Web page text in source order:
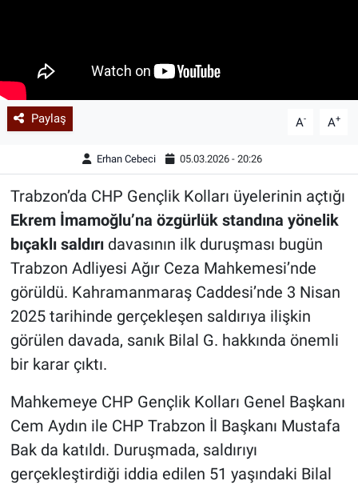
Paylaş A- A+
Erhan Cebeci 05.03.2026 - 20:26
Trabzon’da CHP Gençlik Kolları üyelerinin açtığı
Ekrem İmamoğlu’na özgürlük standına yönelik
bıçaklı saldırıdavasının ilk duruşması bugün
Trabzon Adliyesi Ağır Ceza Mahkemesi’nde
görüldü. Kahramanmaraş Caddesi’nde 3 Nisan
2025 tarihinde gerçekleşen saldırıya ilişkin
görülen davada, sanık Bilal G. hakkında önemli
bir karar çıktı.
Mahkemeye CHP Gençlik Kolları Genel Başkanı
Cem Aydın ile CHP Trabzon İl Başkanı Mustafa
Bak da katıldı. Duruşmada, saldırıyı
gerçekleştirdiği iddia edilen 51 yaşındaki Bilal